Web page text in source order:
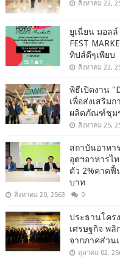
สิงหาคม 22,
ยูเนี่ยน มอลล์
FEST
ทิปส์ดีๆเพียบ
สิงหาคม 22,
พิธีเปิดงาน
เพื่อส่งเสริม
ผลิตภัณฑ์ชุม
สิงหาคม 25,
สถาบันอาหา
อุตฯอาหารไ
ตัว 2%คาดฟื้
บาท
สิงหาคม 20, 2563 0
ประธานโคร
เศรษฐกิจ พ
จากภาคส่วน
ตุลาคม 02,